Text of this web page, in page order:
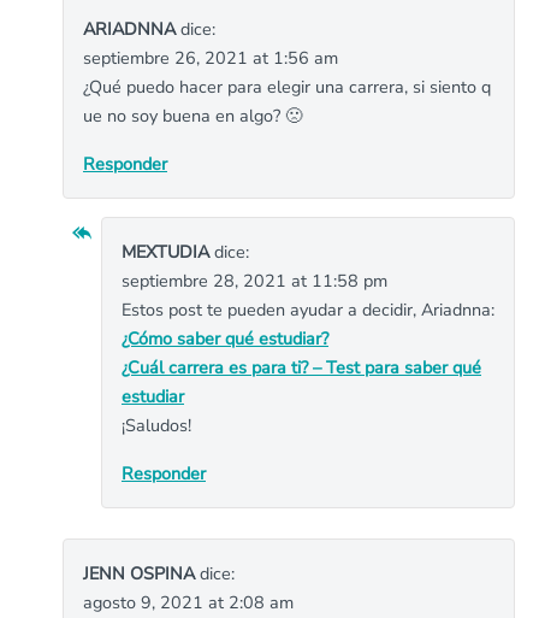
ARIADNNAdice:
septiembre 26, 2021 at 1:56 am
¿Qué puedo hacer para elegir una carrera, si siento q
ue no soy buena en algo? 🙁
Responder
MEXTUDIAdice:
septiembre 28, 2021 at 11:58 pm
Estos post te pueden ayudar a decidir, Ariadnna:
¿Cómo saber qué estudiar?
¿Cuál carrera es para ti? – Test para saber qué
estudiar
¡Saludos!
Responder
JENN OSPINAdice:
agosto 9, 2021 at 2:08 am